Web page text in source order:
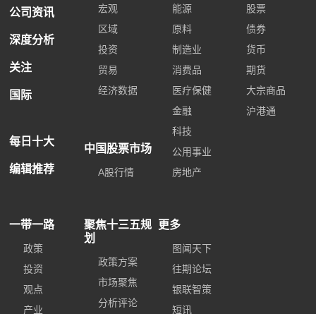
公司资讯
深度分析
关注
国际
每日十大
编辑推荐
宏观
区域
投资
贸易
经济数据
中国股票市场
A股行情
能源
原料
制造业
消费品
医疗保健
金融
科技
公用事业
房地产
股票
债券
货币
期货
大宗商品
沪港通
一带一路
政策
投资
观点
产业
聚焦十三五规
划
政策方案
市场聚焦
分析评论
更多
图闻天下
往期论坛
银联智策
短讯